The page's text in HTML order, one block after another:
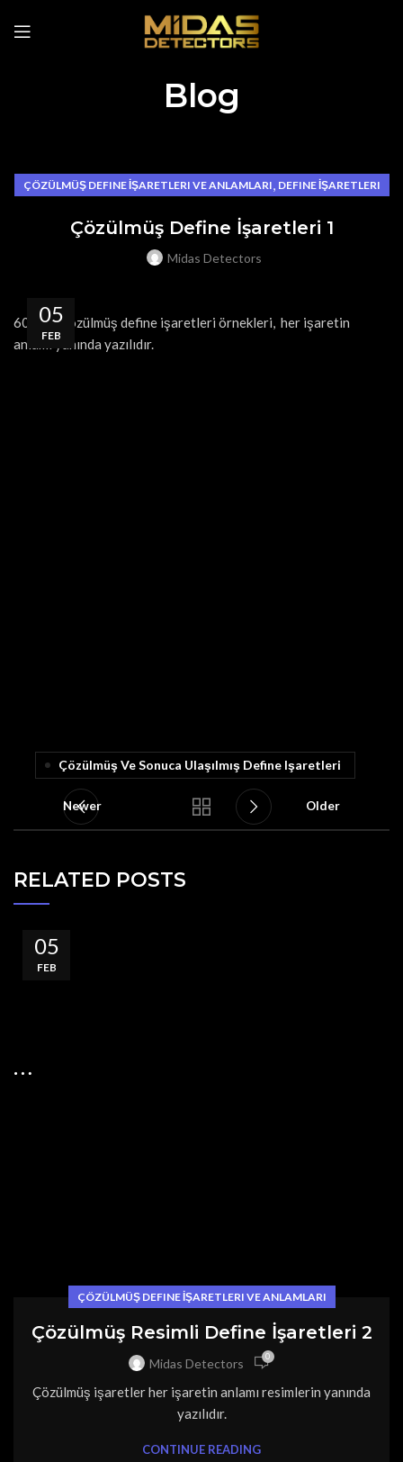
Blog
ÇÖZÜLMÜŞ DEFINE İŞARETLERI VE ANLAMLARI, DEFINE İŞARETLERI
Çözülmüş Define İşaretleri 1
Midas Detectors
05
FEB
60 adet çözülmüş define işaretleri örnekleri, her işaretin
anlamı yanında yazılıdır.
Çözülmüş Ve Sonuca Ulaşılmış Define Işaretleri
Newer Older
RELATED POSTS
05
FEB
ÇÖZÜLMÜŞ DEFINE İŞARETLERI VE ANLAMLARI
Çözülmüş Resimli Define İşaretleri 2
Midas Detectors 0
Çözülmüş işaretler her işaretin anlamı resimlerin yanında
yazılıdır.
CONTINUE READING